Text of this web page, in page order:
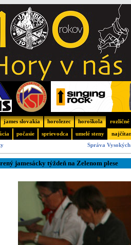
james slovakia horolezec horoškola rozličné
počasie sprievodca umelé steny
Správa
jamesácky týždeň na Zelenom plese